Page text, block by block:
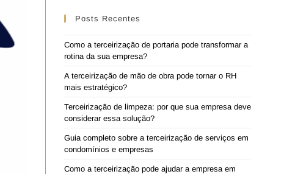
Posts Recentes
Como a terceirização de portaria pode transformar a
rotina da sua empresa?
A terceirização de mão de obra pode tornar o RH
mais estratégico?
Terceirização de limpeza: por que sua empresa deve
considerar essa solução?
Guia completo sobre a terceirização de serviços em
condomínios e empresas
Como a terceirização pode ajudar a empresa em